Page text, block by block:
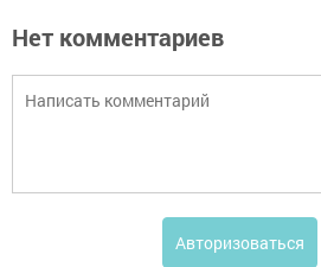
Нет комментариев
Авторизоваться